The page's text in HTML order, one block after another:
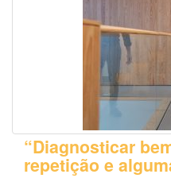
“Diagnosticar
repetição e